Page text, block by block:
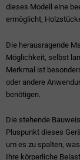
dieses Modell eine
ermöglicht,
Die herausragende
Möglichkeit, selbst
Merkmal ist
oder andere
benötigen.
Die stehende
Pluspunkt dieses
um es zu spalten,
Ihre körperliche